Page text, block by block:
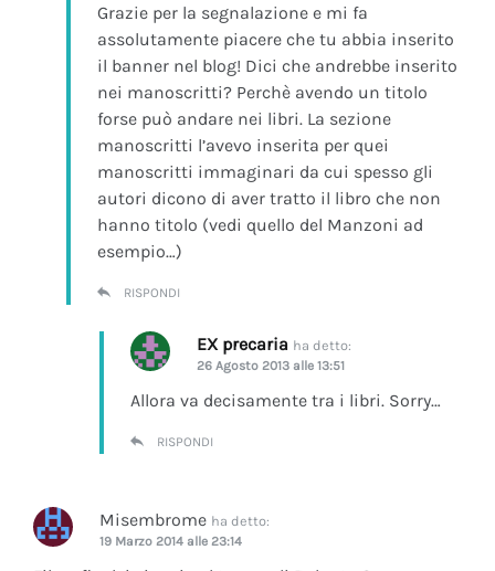
Grazie per la segnalazione e mi fa
assolutamente piacere che tu abbia inserito
il banner nel blog! Dici che andrebbe inserito
nei manoscritti? Perchè avendo un titolo
forse può andare nei libri. La sezione
manoscritti l’avevo inserita per quei
manoscritti immaginari da cui spesso gli
autori dicono di aver tratto il libro che non
hanno titolo (vedi quello del Manzoni ad
esempio…)
RISPONDI
EX precaria ha detto:
26 Agosto 2013 alle 13:51
Allora va decisamente tra i libri. Sorry…
RISPONDI
Misembrome ha detto:
19 Marzo 2014 alle 23:14